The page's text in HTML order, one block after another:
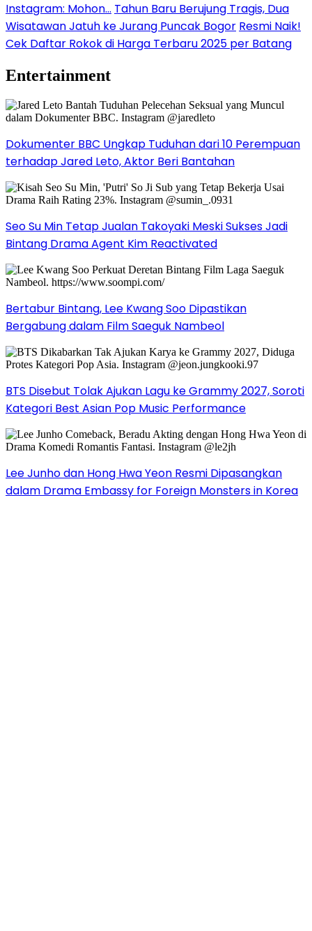
Instagram: Mohon… Tahun Baru Berujung Tragis, Dua
Wisatawan Jatuh ke Jurang Puncak Bogor Resmi Naik!
Cek Daftar Rokok di Harga Terbaru 2025 per Batang
Entertainment
Dokumenter BBC Ungkap Tuduhan dari 10 Perempuan
terhadap Jared Leto, Aktor Beri Bantahan
Seo Su Min Tetap Jualan Takoyaki Meski Sukses Jadi
Bintang Drama Agent Kim Reactivated
Bertabur Bintang, Lee Kwang Soo Dipastikan
Bergabung dalam Film Saeguk Nambeol
BTS Disebut Tolak Ajukan Lagu ke Grammy 2027, Soroti
Kategori Best Asian Pop Music Performance
Lee Junho dan Hong Hwa Yeon Resmi Dipasangkan
dalam Drama Embassy for Foreign Monsters in Korea